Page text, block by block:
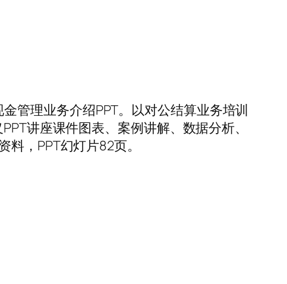
管理业务介绍PPT。以对公结算业务培训
讲座课件图表、案例讲解、数据分析、
，PPT幻灯片82页。